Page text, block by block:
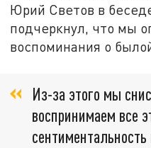
Юрий Светов в
подчеркнул, что мы
воспоминания о
Из-за этого мы
воспринимаем все